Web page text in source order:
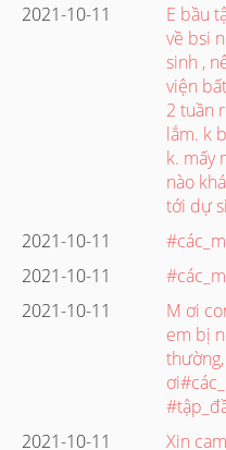
2021-10-11
E bầu
về bsi
sinh ,
viện
2 tuần
lắm. k
k. mấy
nào
tới dự
2021-10-11
2021-10-11
2021-10-11
M ơi
em bị
2021-10-11
Xin